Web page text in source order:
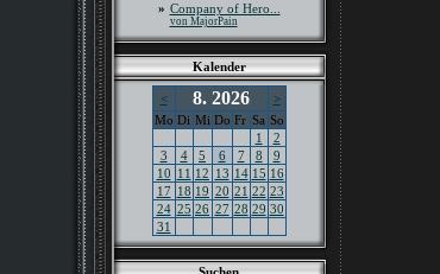
» Company of Hero...
von MajorPain
Kalender
< 8. 2026
>
Mo Di Mi Do Fr Sa So
1
2
3
4 5 6 7 8
9
10 11 12 13 14 15 16
17 18 19 20 21 22 23
24 25 26 27 28 29 30
31